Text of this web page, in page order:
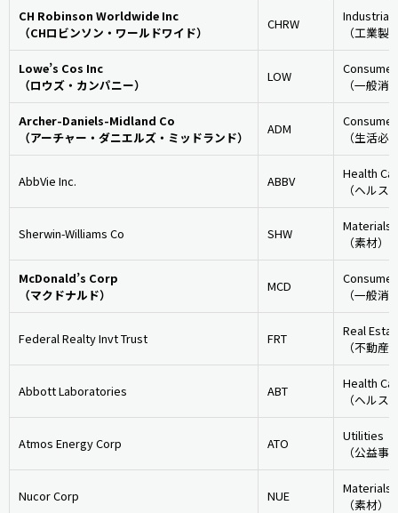
CH Robinson Worldwide Inc
（CHロビンソン・ワールドワイド）
CHRW
Industrials
（工業製
Lowe’s Cos Inc
（ロウズ・カンパニー）
LOW
（一般消
Archer-Daniels-Midland Co
（アーチャー・ダニエルズ・ミッドランド）
ADM
（生活必
AbbVie Inc. ABBV
Health
（ヘルス
Sherwin-Williams Co SHW
Materials
（素材）
McDonald’s Corp
（マクドナルド）
MCD
（一般消
Federal Realty Invt Trust FRT
Real
（不動産
Abbott Laboratories ABT
Health
（ヘルス
Atmos Energy Corp ATO
Utilities
（公益事
Nucor Corp NUE
Materials
（素材）